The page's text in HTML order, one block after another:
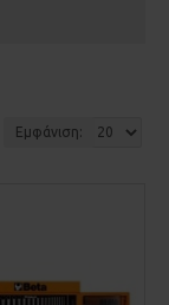
Εμφάνιση: